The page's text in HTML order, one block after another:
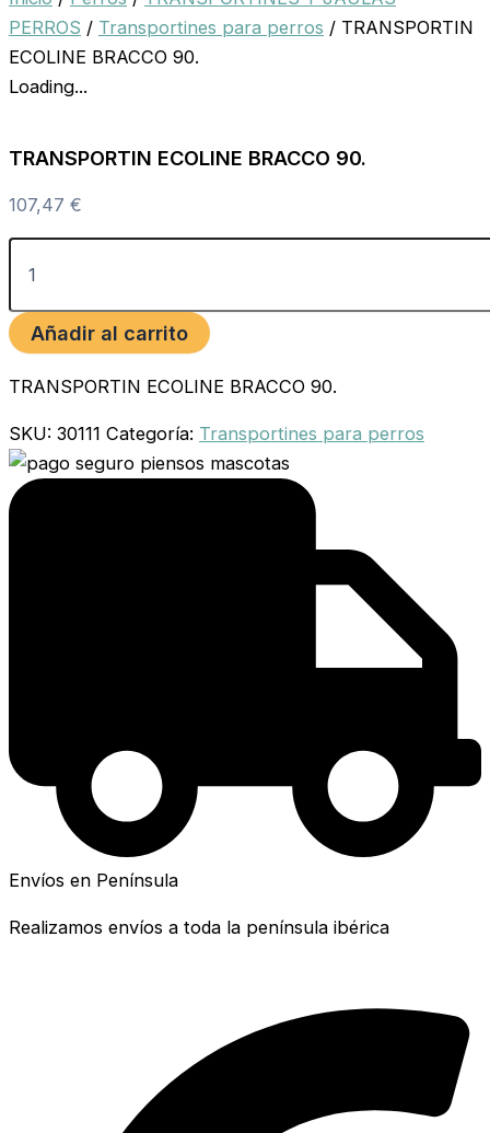
PERROS / Transportines para perros / TRANSPORTIN
ECOLINE BRACCO 90.
Loading...
TRANSPORTIN ECOLINE BRACCO 90.
107,47 €
Añadir al carrito
TRANSPORTIN ECOLINE BRACCO 90.
SKU: 30111 Categoría: Transportines para perros
Envíos en Península
Realizamos envíos a toda la península ibérica